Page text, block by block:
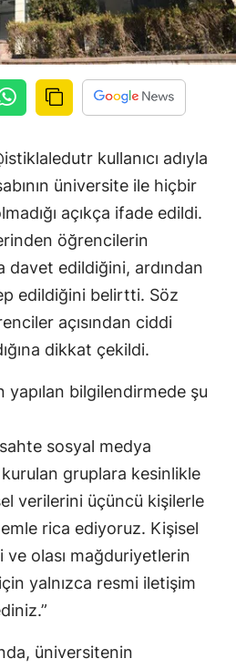
kullanıcı adıyla
üniversite ile hiçbir
açıkça ifade edildi.
öğrencilerin
davet edildiğini, ardından
edildiğini belirtti. Söz
açısından ciddi
dikkat çekildi.
yapılan bilgilendirmede şu
sosyal medya
kurulan gruplara kesinlikle
verilerini üçüncü kişilerle
rica ediyoruz. Kişisel
olası mağduriyetlerin
yalnızca resmi iletişim
üniversitenin